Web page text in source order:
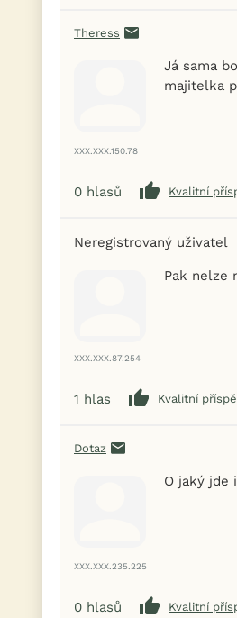
Theress
XXX.XXX.150.78
Já sama
majitelka
0 hlasů Kvalitní
Neregistrovaný uživatel
XXX.XXX.87.254
Pak nelze
1 hlas Kvalitní
Dotaz
XXX.XXX.235.225
O jaký jde
0 hlasů Kvalitní